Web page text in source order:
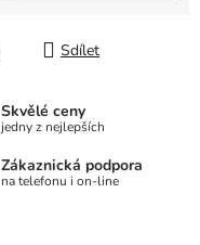
Sdílet
Skvělé ceny
jedny z nejlepších
Zákaznická podpora
na telefonu i on-line